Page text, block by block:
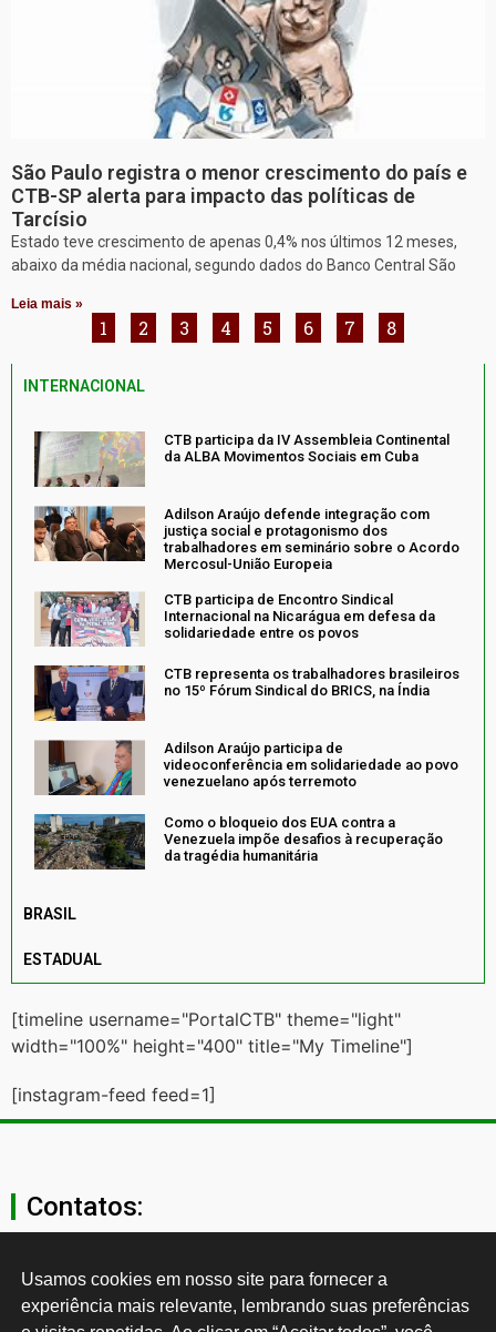
São Paulo registra o menor crescimento do país e
CTB-SP alerta para impacto das políticas de
Tarcísio
Estado teve crescimento de apenas 0,4% nos últimos 12 meses,
abaixo da média nacional, segundo dados do Banco Central São
Leia mais »
1 2 3 4 5 6 7 8
INTERNACIONAL
CTB participa da IV Assembleia Continental
da ALBA Movimentos Sociais em Cuba
Adilson Araújo defende integração com
justiça social e protagonismo dos
trabalhadores em seminário sobre o Acordo
Mercosul-União Europeia
CTB participa de Encontro Sindical
Internacional na Nicarágua em defesa da
solidariedade entre os povos
CTB representa os trabalhadores brasileiros
no 15º Fórum Sindical do BRICS, na Índia
Adilson Araújo participa de
videoconferência em solidariedade ao povo
venezuelano após terremoto
Como o bloqueio dos EUA contra a
Venezuela impõe desafios à recuperação
da tragédia humanitária
BRASIL
ESTADUAL
[timeline username="PortalCTB" theme="light"
width="100%" height="400" title="My Timeline"]
[instagram-feed feed=1]
Contatos:
secgeral@ctb.org.br
11 3874-0040
Usamos cookies em nosso site para fornecer a
experiência mais relevante, lembrando suas preferências